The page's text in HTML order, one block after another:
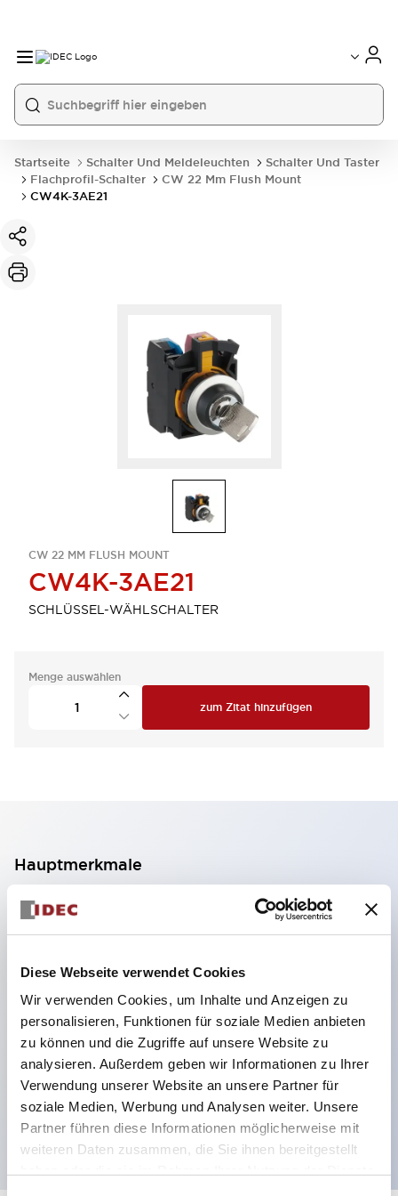
Diese Webseite verwendet Cookies
Wir verwenden Cookies, um Inhalte und Anzeigen zu
personalisieren, Funktionen für soziale Medien anbieten
zu können und die Zugriffe auf unsere Website zu
analysieren. Außerdem geben wir Informationen zu Ihrer
Verwendung unserer Website an unsere Partner für
soziale Medien, Werbung und Analysen weiter. Unsere
Partner führen diese Informationen möglicherweise mit
weiteren Daten zusammen, die Sie ihnen bereitgestellt
Startseite Schalter Und Meldeleuchten
Schalter Und Taster
Flachprofil-Schalter
CW 22 Mm Flush Mount
CW4K-3AE21
CW 22 MM FLUSH MOUNT
CW4K-3AE21
SCHLÜSSEL-WÄHLSCHALTER
Menge auswählen
zum Zitat hinzufügen
Hauptmerkmale
2-Kontakt-Block mit 2 Stufen, ermöglicht eine 4-
Kontakt-Konfiguration (Gewährleistung der
Isolierung zwischen den 2 Kontakten).
59,9 mm (※ 22-stufiger Kontaktblock).
Platzsparendes Design möglich.
Sicherheitsstruktur der 3. Generation: 2-Aktions-
Freisetzung, integrierter Schutz, IP20-
Fingerschutzstruktur